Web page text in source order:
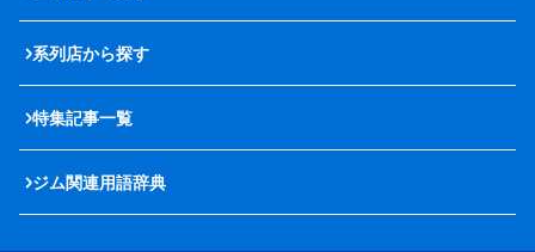
系列店から探す
特集記事一覧
ジム関連用語辞典